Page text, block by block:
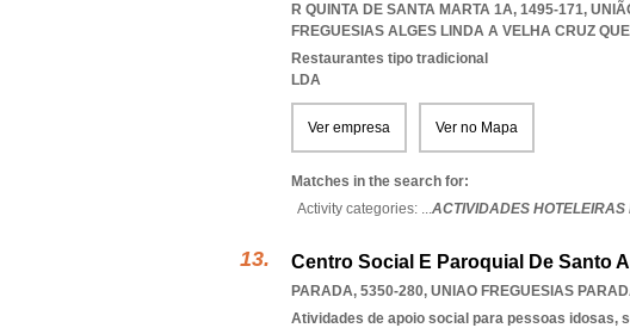
R QUINTA DE SANTA MARTA 1A, 1495-171,
FREGUESIAS ALGES LINDA A VELHA CRUZ
Restaurantes tipo tradicional
LDA
Ver empresa Ver no Mapa
Matches in the search for:
Activity categories: ...ACTIVIDADES
Centro Social E Paroquial De Santo
PARADA, 5350-280, UNIAO FREGUESIAS
Atividades de apoio social para pessoas idosas,